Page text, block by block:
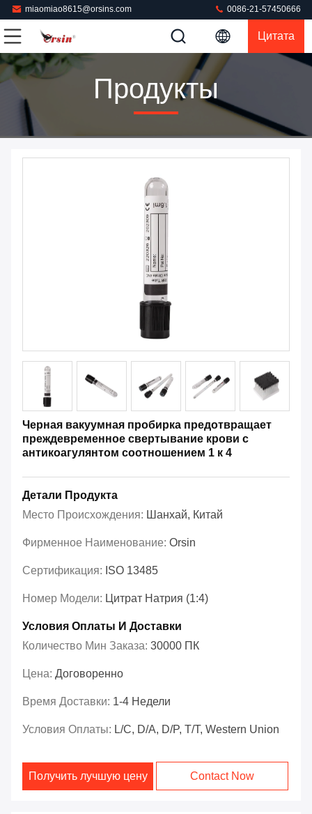
miaomiao8615@orsins.com 0086-21-57450666
Цитата
Продукты
Черная вакуумная пробирка предотвращает
преждевременное свертывание крови с
антикоагулянтом соотношением 1 к 4
Детали Продукта
Место Происхождения: Шанхай, Китай
Фирменное Наименование: Orsin
Сертификация: ISO 13485
Номер Модели: Цитрат Натрия (1:4)
Условия Оплаты И Доставки
Количество Мин Заказа: 30000 ПК
Цена: Договоренно
Время Доставки: 1-4 Недели
Условия Оплаты: L/C, D/A, D/P, T/T, Western Union
Получить лучшую цену Contact Now